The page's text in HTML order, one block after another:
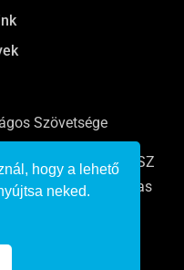
Szövetsége
a MÚOSZ
Pulitzer-emlékdíjas
fenntartva
hogy a lehető
neked.